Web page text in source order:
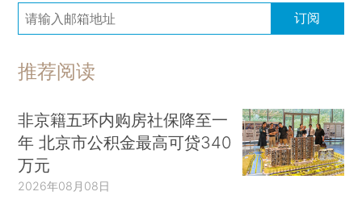
订阅
推荐阅读
非京籍五环内购房社保降至一
年 北京市公积金最高可贷340
万元
2026年08月08日